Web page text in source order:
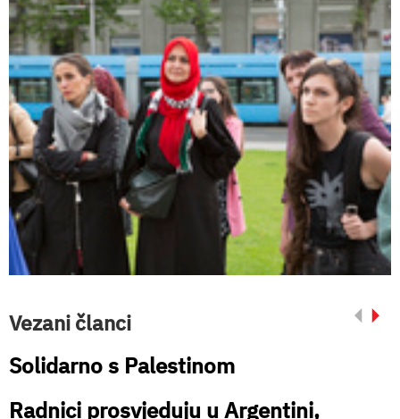
Vezani članci
Solidarno s Palestinom
Radnici prosvjeduju u Argentini,